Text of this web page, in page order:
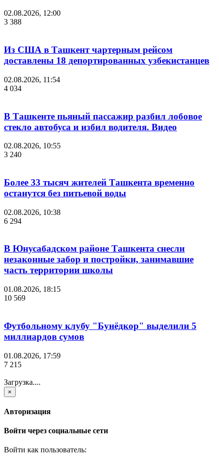
02.08.2026, 12:00
3 388
Из США в Ташкент чартерным рейсом
доставлены 18 депортированных узбекистанцев
02.08.2026, 11:54
4 034
В Ташкенте пьяный пассажир разбил лобовое
стекло автобуса и избил водителя. Видео
02.08.2026, 10:55
3 240
Более 33 тысяч жителей Ташкента временно
останутся без питьевой воды
02.08.2026, 10:38
6 294
В Юнусабадском районе Ташкента снесли
незаконные забор и постройки, занимавшие
часть территории школы
01.08.2026, 18:15
10 569
Футбольному клубу "Бунёдкор" выделили 5
миллиардов сумов
01.08.2026, 17:59
7 215
Загрузка....
×
Авторизация
Войти через социальные сети
Войти как пользователь: